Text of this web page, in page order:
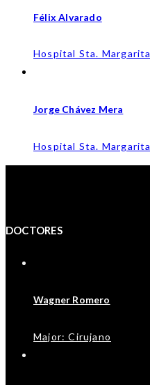
Félix Alvarado
Hospital Sta. Margarita
Jorge Chávez Mera
Hospital Sta. Margarita
DOCTORES
Wagner Romero
Major: Cirujano